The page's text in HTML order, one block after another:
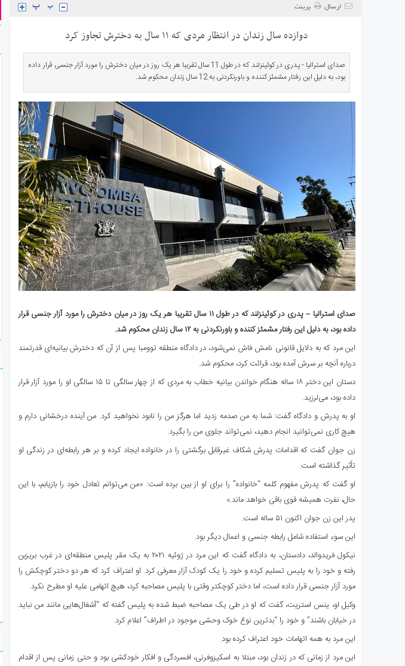
ارسال پرینت
دوازده سال زندان در انتظار مردی که ۱۱ سال به دخترش تجاوز کرد
صدای استرالیا - پدری در کوئینزلند که در طول 11 سال تقریبا هر یک روز در میان دخترش را مورد آزار جنسی قرار داده
بود، به دلیل این رفتار مشمئز کننده و باورنکردنی به 12 سال زندان محکوم شد.
صدای استرالیا – پدری در کوئینزلند که در طول ۱۱ سال تقریبا هر یک روز در میان دخترش را مورد آزار جنسی قرار
داده بود، به دلیل این رفتار مشمئز کننده و باورنکردنی به ۱۲ سال زندان محکوم شد.
این مرد که به دلایل قانونی نامش فاش نمی‌شود، در دادگاه منطقه توومبا پس از آن که دخترش بیانیه‌ای قدرتمند
درباره آنچه بر سرش آمده بود، قرائت کرد، محکوم شد.
دستان این دختر ۱۸ ساله هنگام خواندن بیانیه‌ خطاب به مردی که از چهار سالگی تا ۱۵ سالگی او را مورد آزار قرار
داده بود، می‌لرزید.
او به پدرش و دادگاه گفت: شما به من صدمه زدید اما هرگز من را نابود نخواهید کرد. من آینده درخشانی دارم و
هیچ کاری نمی‌توانید انجام دهید، نمی‌تواند جلوی من را بگیرد.
زن جوان گفت که اقدامات پدرش شکاف غیرقابل برگشتی را در خانواده ایجاد کرده و بر هر رابطه‌ای در زندگی او
تأثیر گذاشته است.
او گفت که پدرش مفهوم کلمه “خانواده” را برای او از بین برده است: «من می‌توانم تعادل خود را بازیابم، با این
حال، نفرت همیشه قوی باقی خواهد ماند.»
پدر این زن جوان اکنون ۵۱ ساله است.
این سوء استفاده شامل رابطه جنسی و اعمال دیگر بود.
نیکول فریدوالد، دادستان، به دادگاه گفت که این مرد در ژوئیه ۲۰۲۱ به یک مقر پلیس منطقه‌ای در غرب بریزبن
رفته و خود را به پلیس تسلیم کرده و خود را یک کودک آزار معرفی کرد. او اعتراف کرد که هر دو دختر کوچکش را
مورد آزار جنسی قرار داده است، اما دختر کوچکتر وقتی با پلیس مصاحبه کرد، هیچ اتهامی علیه او مطرح نکرد.
وکیل او، ینس استریت، گفت که او در طی یک مصاحبه ضبط شده به پلیس گفته که “آشغال‌هایی مانند من نباید
در خیابان باشند” و خود را “بدترین نوع خوک وحشی موجود در اطراف” اعلام کرد.
این مرد به همه اتهامات خود اعتراف کرده بود.
این مرد از زمانی که در زندان بود، مبتلا به اسکیزوفرنی، افسردگی و افکار خودکشی بود و حتی زمانی پس از اقدام